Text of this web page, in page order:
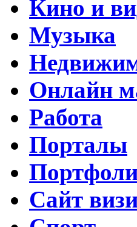
Кино и
Музыка
Онлайн
Работа
Порталы
Сайт